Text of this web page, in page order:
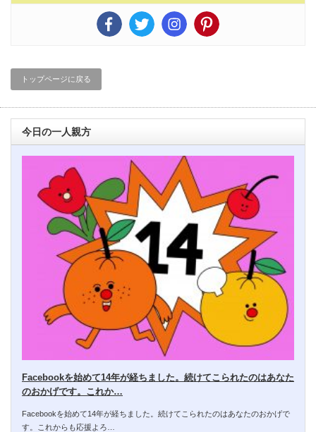
トップページに戻る
今日の一人親方
Facebookを始めて14年が経ちました。続けてこられたのはあなた
のおかげです。これか…
Facebookを始めて14年が経ちました。続けてこられたのはあなたのおかげで
す。これからも応援よろ…